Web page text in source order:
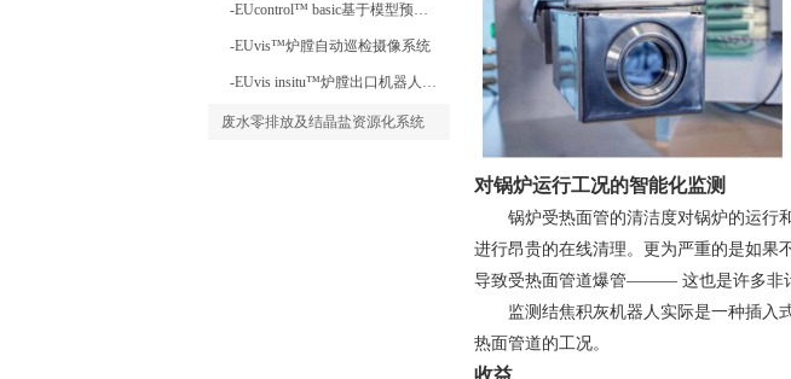
-EUcontrol™ basic基于模型预测软件的燃烧优化控制系统
-EUvis™炉膛自动巡检摄像系统
-EUvis insitu™炉膛出口机器人巡检摄像系统
废水零排放及结晶盐资源化系统
对锅炉运行工况的智能化监测
锅炉受热面管的清洁度对锅炉的运行和
进行昂贵的在线清理。更为严重的是如果
导致受热面管道爆管——— 这也是许多非
监测结焦积灰机器人实际是一种插入
热面管道的工况。
收益